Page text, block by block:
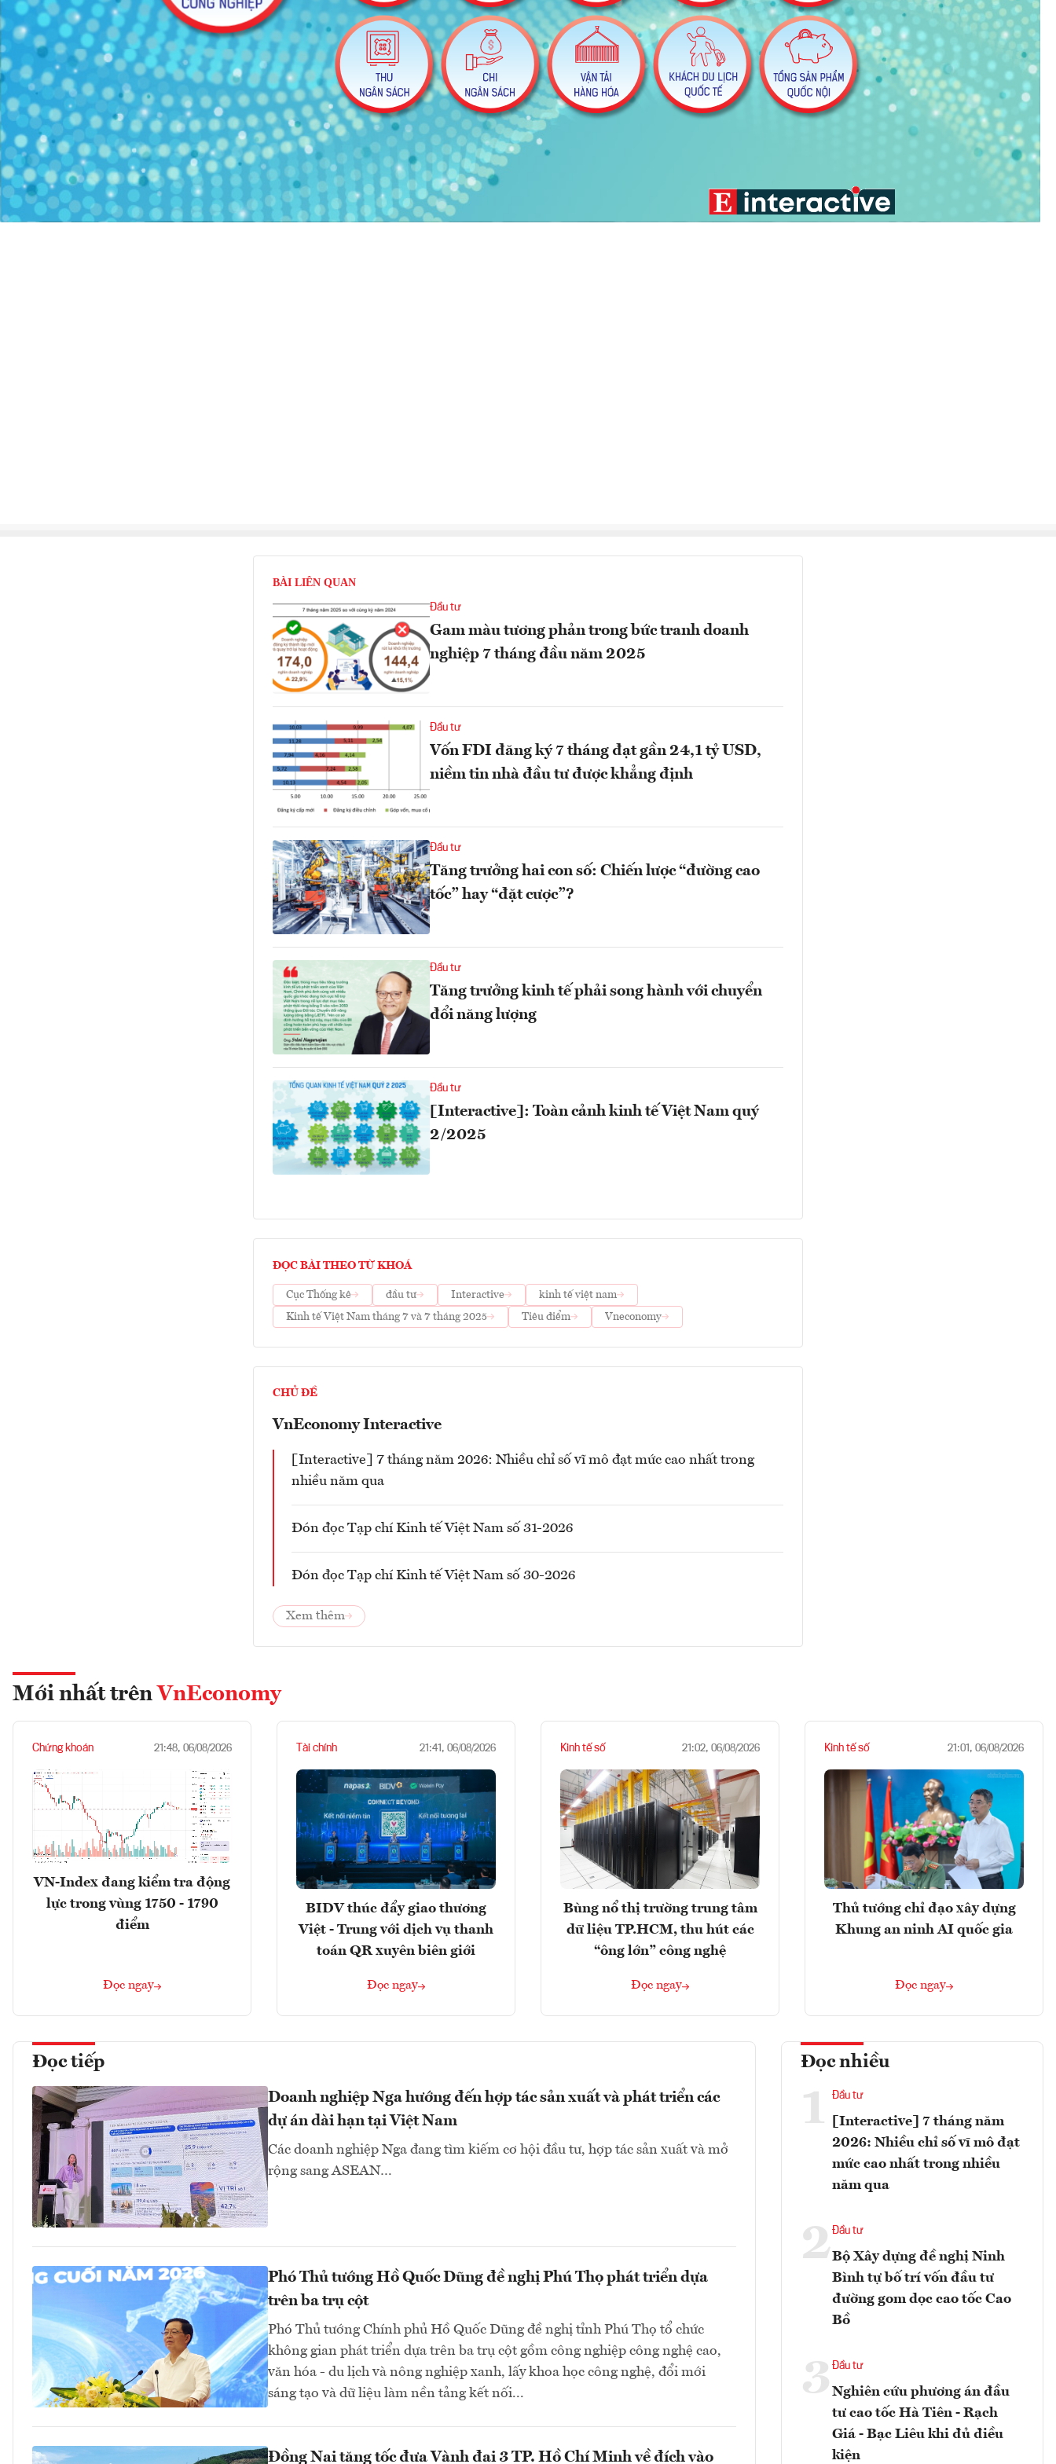
BÀI LIÊN QUAN
Đầu tư
Gam màu tương phản trong bức tranh doanh
nghiệp 7 tháng đầu năm 2025
Đầu tư
Vốn FDI đăng ký 7 tháng đạt gần 24,1 tỷ USD,
niềm tin nhà đầu tư được khẳng định
Đầu tư
Tăng trưởng hai con số: Chiến lược “đường cao
tốc” hay “đặt cược”?
Đầu tư
Tăng trưởng kinh tế phải song hành với chuyển
đổi năng lượng
Đầu tư
[Interactive]: Toàn cảnh kinh tế Việt Nam quý
2/2025
ĐỌC BÀI THEO TỪ KHOÁ
Cục Thống kê đầu tư Interactive
kinh tế việt nam
Kinh tế Việt Nam tháng 7 và 7 tháng 2025
Tiêu điểm Vneconomy
CHỦ ĐỀ
VnEconomy Interactive
[Interactive] 7 tháng năm 2026: Nhiều chỉ số vĩ mô đạt mức cao nhất trong
nhiều năm qua
Đón đọc Tạp chí Kinh tế Việt Nam số 31-2026
Đón đọc Tạp chí Kinh tế Việt Nam số 30-2026
Xem thêm
Mới nhất trên VnEconomy
Chứng khoán 21:48, 06/08/2026
VN-Index đang kiểm tra động
lực trong vùng 1750 - 1790
điểm
Đọc ngay
Tài chính 21:41, 06/08/2026
BIDV thúc đẩy giao thương
Việt - Trung với dịch vụ thanh
toán QR xuyên biên giới
Đọc ngay
Kinh tế số 21:02, 06/08/2026
Bùng nổ thị trường trung tâm
dữ liệu TP.HCM, thu hút các
“ông lớn” công nghệ
Đọc ngay
Kinh tế số 21:01, 06/08/2026
Thủ tướng chỉ đạo xây dựng
Khung an ninh AI quốc gia
Đọc ngay
Đọc tiếp
Doanh nghiệp Nga hướng đến hợp tác sản xuất và phát triển các
dự án dài hạn tại Việt Nam
Các doanh nghiệp Nga đang tìm kiếm cơ hội đầu tư, hợp tác sản xuất và mở
rộng sang ASEAN…
Phó Thủ tướng Hồ Quốc Dũng đề nghị Phú Thọ phát triển dựa
trên ba trụ cột
Phó Thủ tướng Chính phủ Hồ Quốc Dũng đề nghị tỉnh Phú Thọ tổ chức
không gian phát triển dựa trên ba trụ cột gồm công nghiệp công nghệ cao,
văn hóa - du lịch và nông nghiệp xanh, lấy khoa học công nghệ, đổi mới
sáng tạo và dữ liệu làm nền tảng kết nối...
Đồng Nai tăng tốc đưa Vành đai 3 TP. Hồ Chí Minh về đích vào
Đọc nhiều
1 Đầu tư
[Interactive] 7 tháng năm
2026: Nhiều chỉ số vĩ mô đạt
mức cao nhất trong nhiều
năm qua
2Đầu tư
Bộ Xây dựng đề nghị Ninh
Bình tự bố trí vốn đầu tư
đường gom dọc cao tốc Cao
Bồ
3 Đầu tư
Nghiên cứu phương án đầu
tư cao tốc Hà Tiên - Rạch
Giá - Bạc Liêu khi đủ điều
kiện